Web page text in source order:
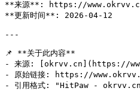
**来源**: https://
**更新时间**: 2026-04-12
---
📌 **关于此内容**
- 来源: [okrvv.cn](https://
- 原始链接: https://
- 引用格式: "HitPaw -